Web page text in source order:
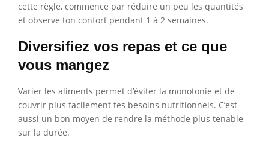
cette règle, commence par réduire un peu les quantités
et observe ton confort pendant 1 à 2 semaines.
Diversifiez vos repas et ce que
vous mangez
Varier les aliments permet d’éviter la monotonie et de
couvrir plus facilement tes besoins nutritionnels. C’est
aussi un bon moyen de rendre la méthode plus tenable
sur la durée.